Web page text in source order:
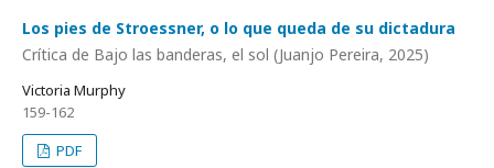
Los pies de Stroessner, o lo que queda de su dictadura
Crítica de Bajo las banderas, el sol (Juanjo Pereira, 2025)
Victoria Murphy
159-162
PDF